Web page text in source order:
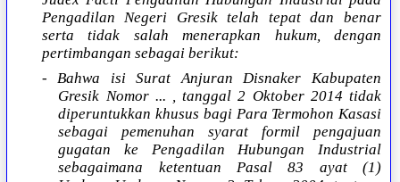
Pengadilan Negeri Gresik telah tepat dan benar
serta tidak salah menerapkan hukum, dengan
pertimbangan sebagai berikut:
- Bahwa isi Surat Anjuran Disnaker Kabupaten
Gresik Nomor ... , tanggal 2 Oktober 2014 tidak
diperuntukkan khusus bagi Para Termohon Kasasi
sebagai pemenuhan syarat formil pengajuan
gugatan ke Pengadilan Hubungan Industrial
sebagaimana ketentuan Pasal 83 ayat (1)